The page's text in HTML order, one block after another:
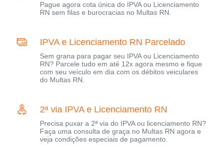
Pague agora cota única do IPVA ou Licenciamento
RN sem filas e burocracias no Multas RN.
IPVA e Licenciamento RN Parcelado
Sem grana para pagar seu IPVA ou Licenciamento
RN? Parcele tudo em até 12x agora mesmo e fique
com seu veículo em dia com os débitos veiculares
do Multas RN.
2ª via IPVA e Licenciamento RN
Precisa puxar a 2ª via do IPVA ou licenciamento RN?
Faça uma consulta de graça no Multas RN agora e
veja condições especiais de pagamento.